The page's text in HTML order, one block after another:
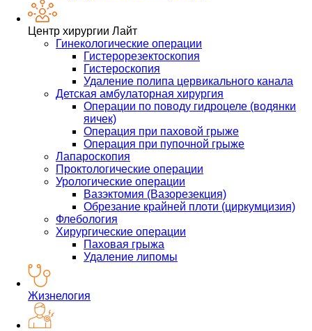
Центр хирургии Лайт
Гинекологические операции
Гистерорезектоскопия
Гистероскопия
Удаление полипа цервикального канала
Детская амбулаторная хирургия
Операции по поводу гидроцеле (водянки
яичек)
Операция при паховой грыже
Операция при пупочной грыже
Лапароскопия
Проктологические операции
Урологические операции
Вазэктомия (Вазорезекция)
Обрезание крайней плоти (циркумцизия)
Флебология
Хирургические операции
Паховая грыжа
Удаление липомы
Жизнелогия